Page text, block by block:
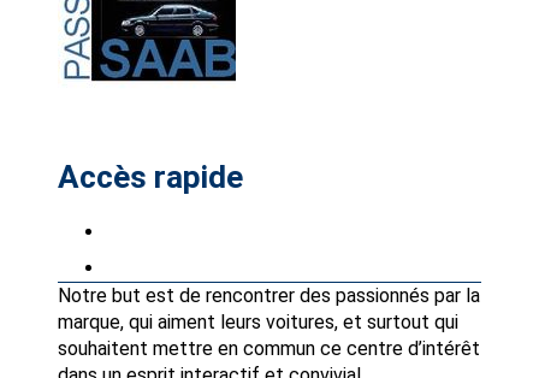
Accès rapide
Notre but est de rencontrer des passionnés par la
marque, qui aiment leurs voitures, et surtout qui
souhaitent mettre en commun ce centre d’intérêt